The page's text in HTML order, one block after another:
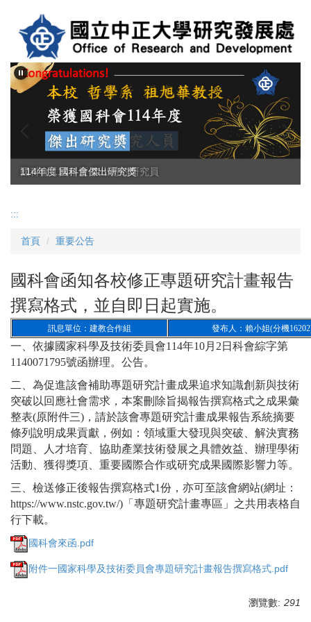
內
容
114年度 國科會傑出研究獎
國科會 114年度 傑出特約研究員
:::
首頁 重要公告
國科會函知各校修正專題研究計畫報告
撰寫格式，並自即日起實施。
訊息單位：建教合作組 發布人：賴小姐(分機
一、依據國家科學及技術委員會114年10月2日科會綜字第
1140071795號函辦理。公告。
二、為促進該會補助專題研究計畫成果追求知識創新與技術
突破以回應社會需求，本案刪除旨揭報告撰寫格式之成果彙
整表(原附件三)，請於該會專題研究計畫成果報告系統摘要
條列說明成果貢獻，例如：領域重大發現與突破、解決實務
問題、人才培育、協助產業技術發展之具體效益、辦理學術
活動、獲得獎項、重要國際合作或研究成果國際影響力等。
三、 檢送修正後報告撰寫格式1份，亦可至該會網站(網址：
https://www.nstc.gov.tw/)「專題研究計畫專區」之共用表格自
行下載。
國科會來函.pdf
附件一國家科學及技術委員會專題研究計畫報告撰寫格式.pdf
瀏覽數: 291